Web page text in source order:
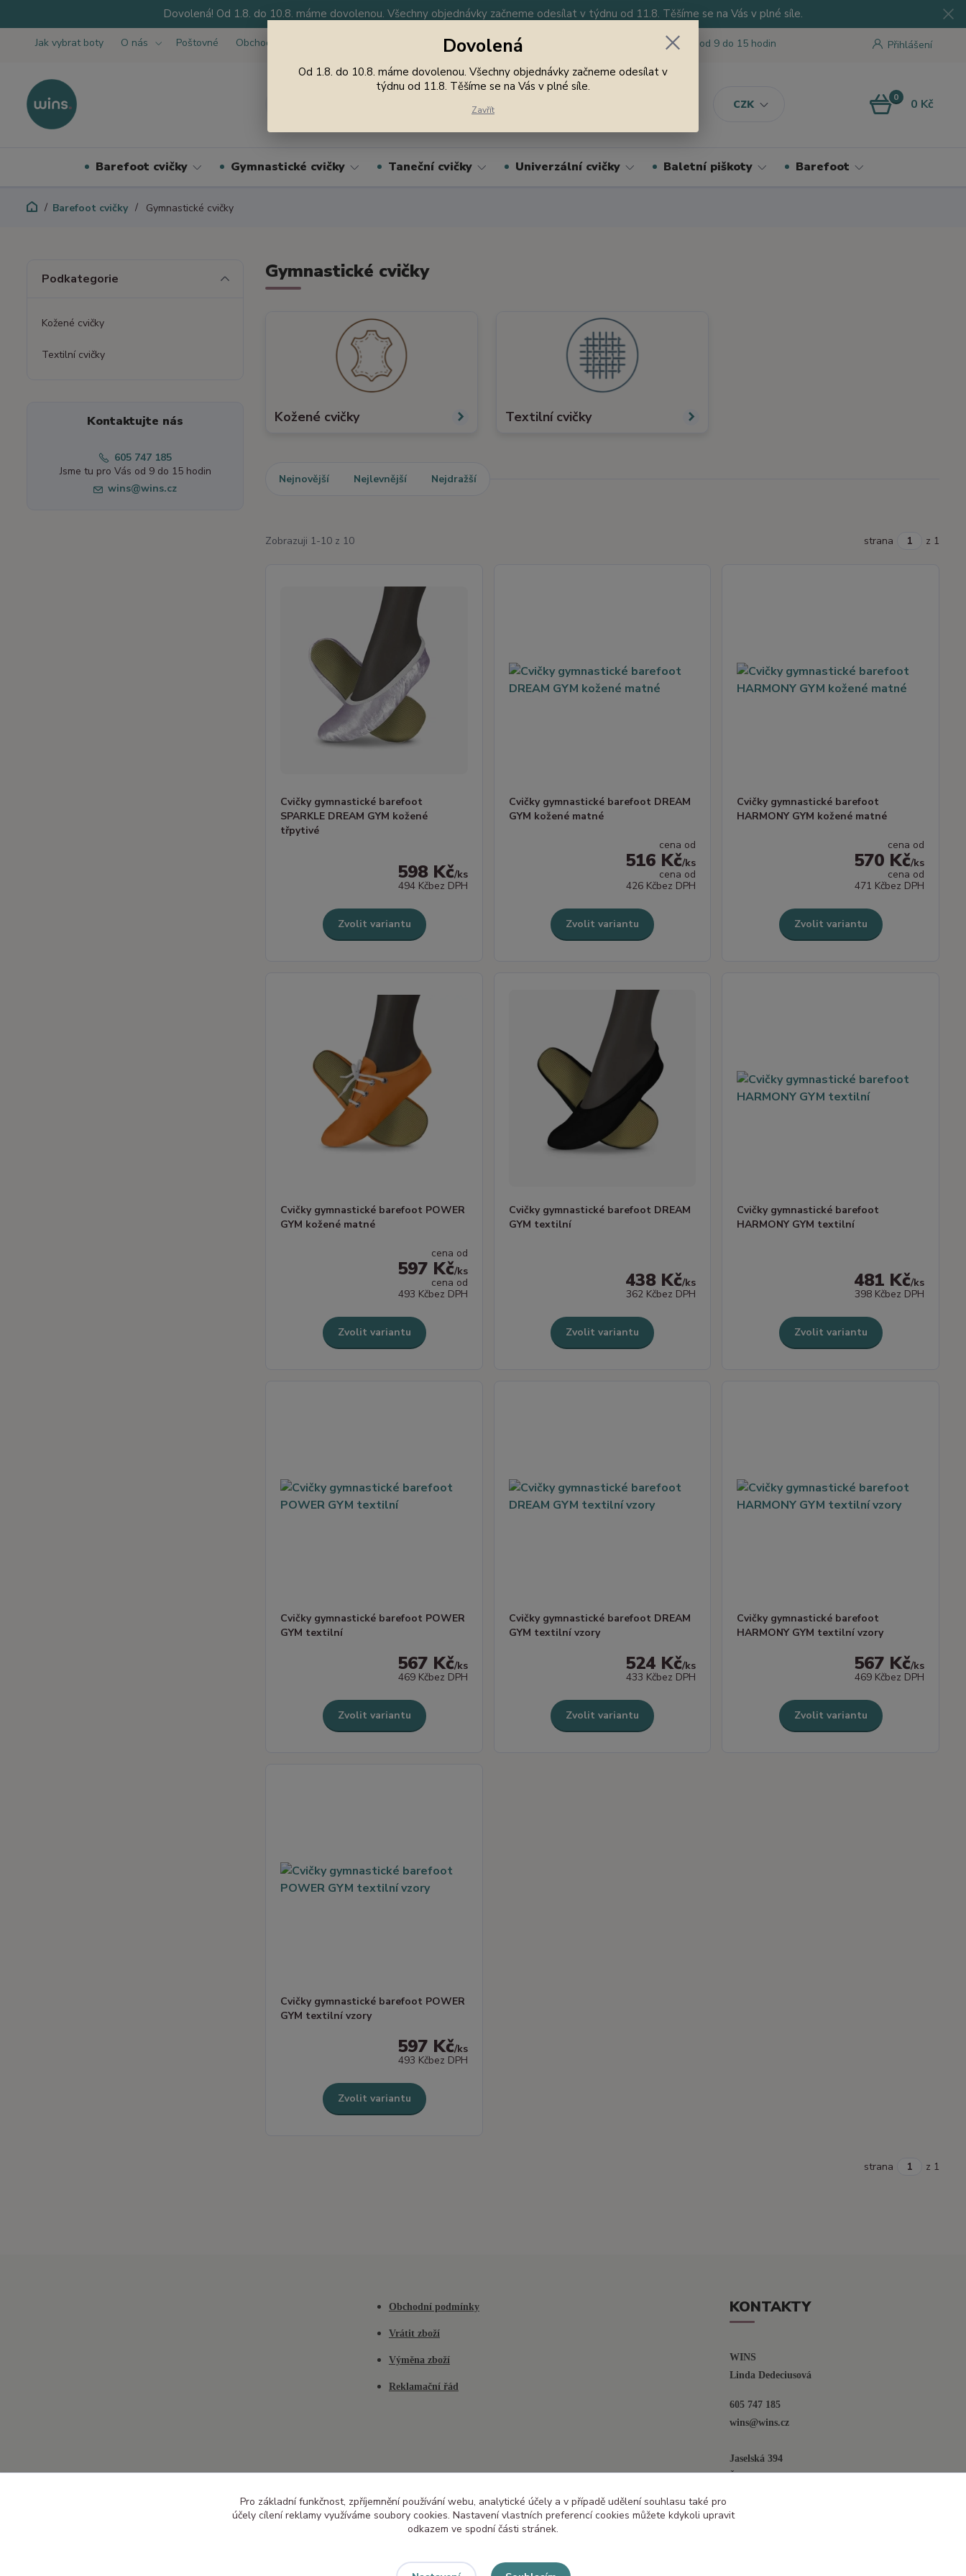
Dovolená! Od 1.8. do 10.8. máme dovolenou. Všechny objednávky začneme odesílat v týdnu od 11.8. Těšíme se na Vás v plné síle.
Jak vybrat boty O nás Poštovné Obchodní podmínky
CZK
Přihlášení
Nevíte si rady? Zavolejte. Jsme tu pro Vás od 9 do 15 hodin
0 0 Kč
Barefoot cvičky Gymnastické cvičky Taneční cvičky Univerzální cvičky Baletní piškoty Barefoot
Barefoot cvičky Gymnastické cvičky
Gymnastické cvičky
Kožené cvičky Textilní cvičky
Nejnovější Nejlevnější Nejdražší
Zobrazuji 1-10 z 10 strana z 1
Cvičky gymnastické barefoot
SPARKLE DREAM GYM kožené
třpytivé
598 Kč/ks
494 Kčbez DPH
Zvolit variantu
Cvičky gymnastické barefoot DREAM
GYM kožené matné
cena od
516 Kč/ks
cena od
426 Kčbez DPH
Zvolit variantu
Cvičky gymnastické barefoot
HARMONY GYM kožené matné
cena od
570 Kč/ks
cena od
471 Kčbez DPH
Zvolit variantu
Cvičky gymnastické barefoot POWER
GYM kožené matné
cena od
597 Kč/ks
cena od
493 Kčbez DPH
Zvolit variantu
Cvičky gymnastické barefoot DREAM
GYM textilní
438 Kč/ks
362 Kčbez DPH
Zvolit variantu
Cvičky gymnastické barefoot
HARMONY GYM textilní
481 Kč/ks
398 Kčbez DPH
Zvolit variantu
Cvičky gymnastické barefoot POWER
GYM textilní
567 Kč/ks
469 Kčbez DPH
Zvolit variantu
Cvičky gymnastické barefoot DREAM
GYM textilní vzory
524 Kč/ks
433 Kčbez DPH
Zvolit variantu
Cvičky gymnastické barefoot
HARMONY GYM textilní vzory
567 Kč/ks
469 Kčbez DPH
Zvolit variantu
Cvičky gymnastické barefoot POWER
GYM textilní vzory
597 Kč/ks
493 Kčbez DPH
Zvolit variantu
strana z 1
Podkategorie
Kožené cvičky
Textilní cvičky
Kontaktujte nás
605 747 185
Jsme tu pro Vás od 9 do 15 hodin
wins@wins.cz
Obchodní podmínky
Vrátit zboží
Výměna zboží
Reklamační řád
KONTAKTY
WINS
Linda Dedeciusová
605 747 185
wins@wins.cz
Jaselská 394
Šenov u N. Jičína
Dovolená
Od 1.8. do 10.8. máme dovolenou. Všechny objednávky začneme odesílat v
týdnu od 11.8. Těšíme se na Vás v plné síle.
Zavřít
Pro základní funkčnost, zpříjemnění používání webu, analytické účely a v případě udělení souhlasu také pro
účely cílení reklamy využíváme soubory cookies. Nastavení vlastních preferencí cookies můžete kdykoli upravit
odkazem ve spodní části stránek.